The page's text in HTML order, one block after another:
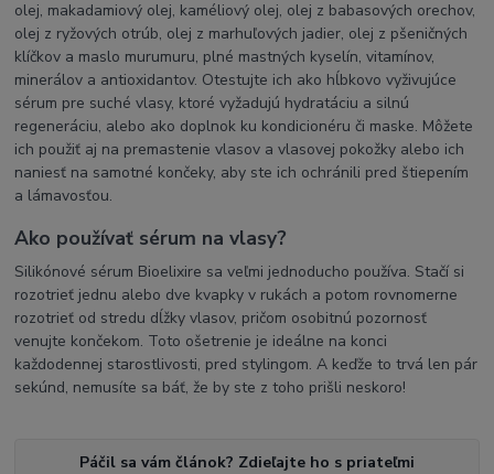
olej, makadamiový olej, kaméliový olej, olej z babasových orechov,
olej z ryžových otrúb, olej z marhuľových jadier, olej z pšeničných
klíčkov a maslo murumuru, plné mastných kyselín, vitamínov,
minerálov a antioxidantov. Otestujte ich ako hĺbkovo vyživujúce
sérum pre suché vlasy, ktoré vyžadujú hydratáciu a silnú
regeneráciu, alebo ako doplnok ku kondicionéru či maske. Môžete
ich použiť aj na premastenie vlasov a vlasovej pokožky alebo ich
naniesť na samotné končeky, aby ste ich ochránili pred štiepením
a lámavosťou.
Ako používať sérum na vlasy?
Silikónové sérum Bioelixire sa veľmi jednoducho používa. Stačí si
rozotrieť jednu alebo dve kvapky v rukách a potom rovnomerne
rozotrieť od stredu dĺžky vlasov, pričom osobitnú pozornosť
venujte končekom. Toto ošetrenie je ideálne na konci
každodennej starostlivosti, pred stylingom. A keďže to trvá len pár
sekúnd, nemusíte sa báť, že by ste z toho prišli neskoro!
Páčil sa vám článok? Zdieľajte ho s priateľmi